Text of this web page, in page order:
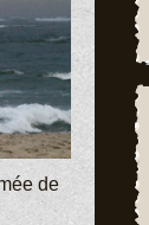
de